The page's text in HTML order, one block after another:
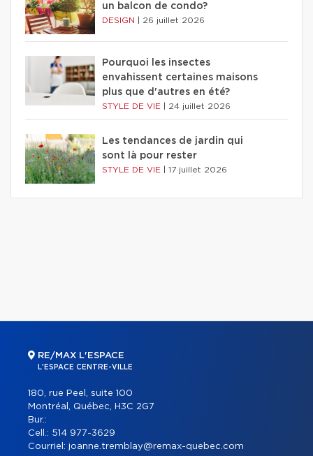
un balcon de condo?
DESIGN 26 juillet 2026
Pourquoi les insectes
envahissent certaines maisons
plus que d'autres en été?
STYLE DE VIE 24 juillet 2026
Les tendances de jardin qui
sont là pour rester
STYLE DE VIE 17 juillet 2026
RE/MAX L'ESPACE
L'ESPACE CENTRE-VILLE
180, rue Peel, suite 100
Montréal, Québec, H3C 2G7
Bur.:
Cell.: 514 977-3629
Courriel: joanne.tremblay@remax-quebec.com